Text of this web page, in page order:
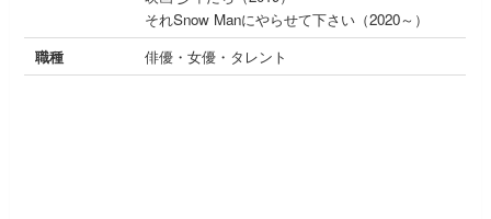
それSnow Manにやらせて下さい（2020～）
職種
俳優・女優・タレント